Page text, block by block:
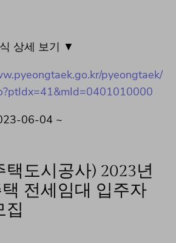
상세 보기 ▼
pyeongtaek/
06-04 ~
택도시공사) 2023년
전세임대 입주자
집